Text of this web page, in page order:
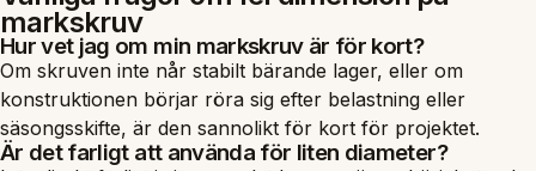
markskruv
Hur vet jag om min markskruv är för kort?
Om skruven inte når stabilt bärande lager, eller om
konstruktionen börjar röra sig efter belastning eller
säsongsskifte, är den sannolikt för kort för projektet.
Är det farligt att använda för liten diameter?